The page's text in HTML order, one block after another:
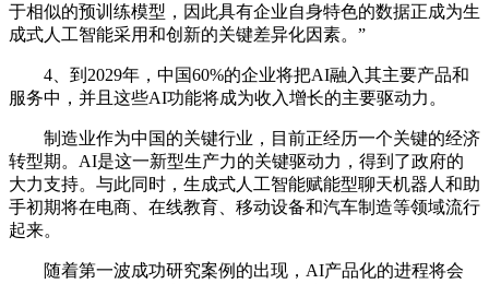
于相似的预训练模型，因此具有企业自身特色的数据正成为生
成式人工智能采用和创新的关键差异化因素。”
4、到2029年，中国60%的企业将把AI融入其主要产品和
服务中，并且这些AI功能将成为收入增长的主要驱动力。
制造业作为中国的关键行业，目前正经历一个关键的经济
转型期。AI是这一新型生产力的关键驱动力，得到了政府的
大力支持。与此同时，生成式人工智能赋能型聊天机器人和助
手初期将在电商、在线教育、移动设备和汽车制造等领域流行
起来。
随着第一波成功研究案例的出现，AI产品化的进程将会